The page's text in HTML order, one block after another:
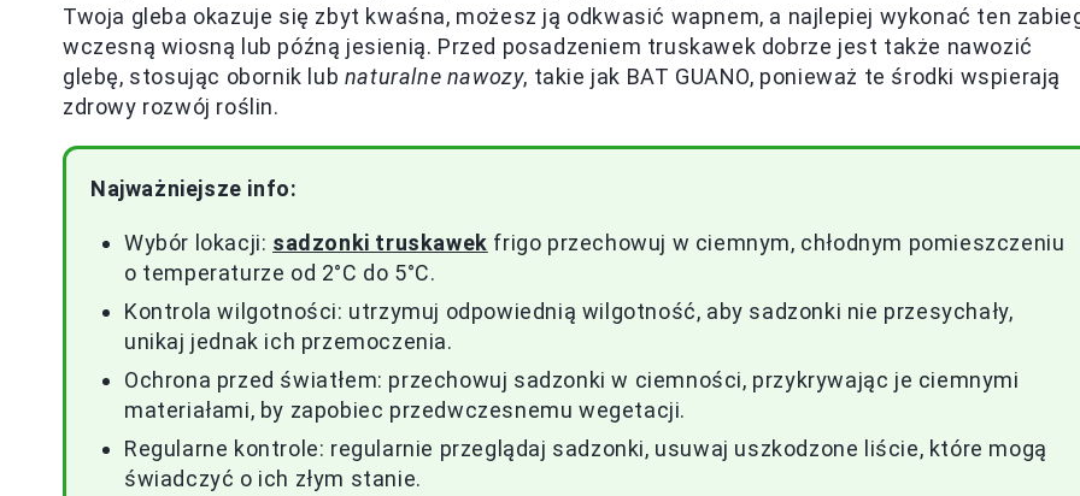
Twoja gleba okazuje się zbyt kwaśna, możesz ją odkwasić wapnem, a najlepiej wykonać ten
wczesną wiosną lub późną jesienią. Przed posadzeniem truskawek dobrze jest także nawozić
glebę, stosując obornik lub naturalne nawozy, takie jak BAT GUANO, ponieważ te środki wspierają
zdrowy rozwój roślin.
Najważniejsze info:
Wybór lokacji: sadzonki truskawek frigo przechowuj w ciemnym, chłodnym pomieszczeniu
o temperaturze od 2°C do 5°C.
Kontrola wilgotności: utrzymuj odpowiednią wilgotność, aby sadzonki nie przesychały,
unikaj jednak ich przemoczenia.
Ochrona przed światłem: przechowuj sadzonki w ciemności, przykrywając je ciemnymi
materiałami, by zapobiec przedwczesnemu wegetacji.
Regularne kontrole: regularnie przeglądaj sadzonki, usuwaj uszkodzone liście, które mogą
świadczyć o ich złym stanie.